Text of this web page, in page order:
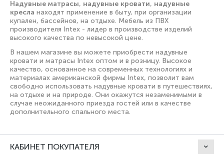
Надувные матрасы, надувные кровати, надувные
кресла находят применение в быту, при организации
купален, бассейнов, на отдыхе. Мебель из ПВХ
производителя Intex - лидер в производстве изделий
высокого качества по невысокой цене.
В нашем магазине вы можете приобрести надувные
кровати и матрасы Intex оптом и в розницу. Высокое
качество, основанное на современных технологиях и
материалах американской фирмы Intex, позволит вам
свободно использовать надувные кровати в путешествиях,
на отдыхе и на природе. Они окажутся незаменимыми в
случае неожиданного приезда гостей или в качестве
дополнительного спального места.
КАБИНЕТ ПОКУПАТЕЛЯ